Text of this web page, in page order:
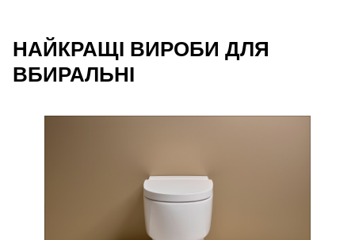
НАЙКРАЩІ ВИРОБИ ДЛЯ
ВБИРАЛЬНІ